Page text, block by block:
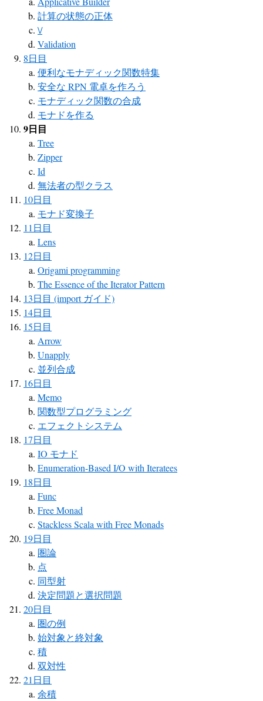
計算の状態の正体
\/
Validation
8日目
便利なモナディック関数特集
安全な RPN 電卓を作ろう
モナディック関数の合成
モナドを作る
9日目
Tree
Zipper
Id
無法者の型クラス
10日目
モナド変換子
11日目
Lens
12日目
Origami programming
The Essence of the Iterator Pattern
13日目 (import ガイド)
14日目
15日目
Arrow
Unapply
並列合成
16日目
Memo
関数型プログラミング
エフェクトシステム
17日目
IO モナド
Enumeration-Based I/O with Iteratees
18日目
Func
Free Monad
Stackless Scala with Free Monads
19日目
圏論
点
同型射
決定問題と選択問題
20日目
圏の例
始対象と終対象
積
双対性
21日目
余積